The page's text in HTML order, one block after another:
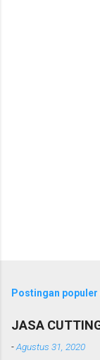
Postingan
JASA
-Agustus 31, 2020